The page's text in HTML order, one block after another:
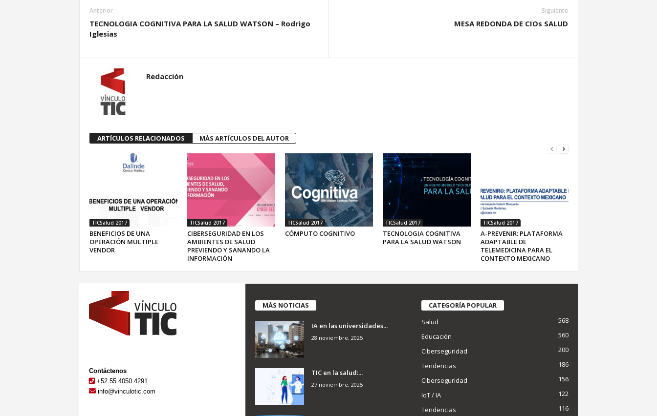
Anterior
TECNOLOGIA COGNITIVA PARA LA SALUD WATSON – Rodrigo
Iglesias
Siguiente
MESA REDONDA DE CIOs SALUD
Redacción
ARTÍCULOS RELACIONADOS MÁS ARTÍCULOS DEL AUTOR
TICSalud 2017
BENEFICIOS DE UNA
OPERACIÓN MULTIPLE
VENDOR
TICSalud 2017
CIBERSEGURIDAD EN LOS
AMBIENTES DE SALUD
PREVIENDO Y SANANDO LA
INFORMACIÓN
TICSalud 2017
CÓMPUTO COGNITIVO
TICSalud 2017
TECNOLOGIA COGNITIVA
PARA LA SALUD WATSON
TICSalud 2017
A-PREVENIR: PLATAFORMA
ADAPTABLE DE
TELEMEDICINA PARA EL
CONTEXTO MEXICANO
Contáctenos
+52 55 4050 4291
info@vinculotic.com
MÁS NOTICIAS
IA en las universidades...
28 noviembre, 2025
TIC en la salud:...
27 noviembre, 2025
CATEGORÍA POPULAR
Salud
568
Educación
560
Ciberseguridad
200
Tendencias
186
Ciberseguridad
156
IoT / IA
122
Tendencias
116